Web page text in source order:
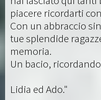
piacere ricordarti
Con un abbraccio
tue splendide
memoria.
Un bacio,
Lidia ed Ado."